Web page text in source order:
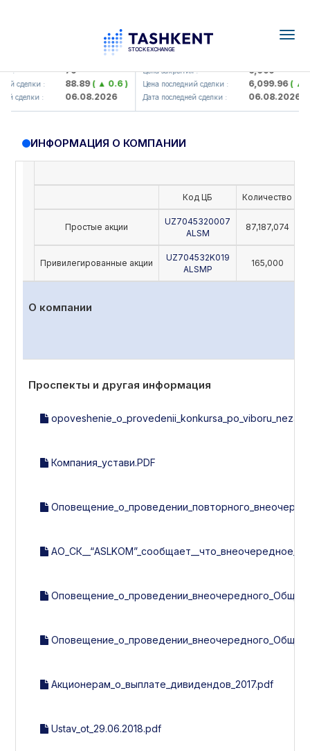
: 79
сделки : 88.89( ▲ 0.6 )
сделки : 06.08.2026
UZMK (<O'zmetkombinat> AJ)
Цена закрытия : 6,099
Цена последний сделки : 6,099.96( ▲
Дата последней сделки : 06.08.2026
ИНФОРМАЦИЯ О КОМПАНИИ
Код ЦБ Количество
Простые акции
UZ7045320007
ALSM
87,187,074
Привилегированные акции
UZ704532K019
ALSMP
165,000
О компании
Проспекты и другая информация
Компания_устави.PDF
Акционерам_о_выплате_дивидендов_2017.pdf
Ustav_ot_29.06.2018.pdf